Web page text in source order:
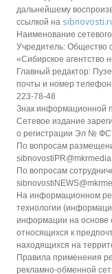
дальнейшему
ссылкой на
Наименование
Учредитель: Общество
«Сибирское агентство
Главный редактор:
почты и номер
223-78-48
Знак информационной
Сетевое издание
о регистрации Эл №
По вопросам
По вопросам
На информационном
технологии
информации на основе
относящихся к
находящихся на
Правила применения
рекламно-обменной